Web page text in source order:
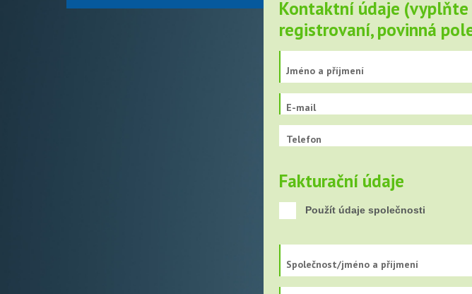
Kontaktní údaje (vyplňte
registrovaní, povinná
Jméno a příjmení
E-mail
Telefon
Fakturační údaje
Použít údaje společnosti
Společnost/jméno a příjmení